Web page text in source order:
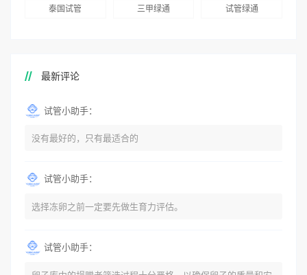
泰国试管 三甲绿通 试管绿通
最新评论
试管小助手：
没有最好的，只有最适合的
试管小助手：
选择冻卵之前一定要先做生育力评估。
试管小助手：